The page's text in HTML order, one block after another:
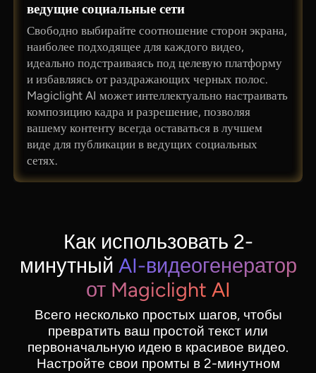
ведущие социальные сети
Свободно выбирайте соотношение сторон экрана,
наиболее подходящее для каждого видео,
идеально подстраиваясь под целевую платформу
и избавляясь от раздражающих черных полос.
Magiclight AI может интеллектуально настраивать
композицию кадра и разрешение, позволяя
вашему контенту всегда оставаться в лучшем
виде для публикации в ведущих социальных
сетях.
Как использовать 2-
минутный AI-видеогенератор
от Magiclight AI
Всего несколько простых шагов, чтобы
превратить ваш простой текст или
первоначальную идею в красивое видео.
Настройте свои промты в 2-минутном